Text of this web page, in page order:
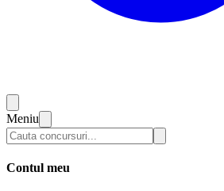
Meniu
Contul meu